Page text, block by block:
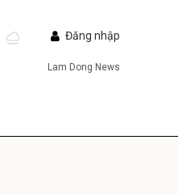
Đăng nhập
Lam Dong News